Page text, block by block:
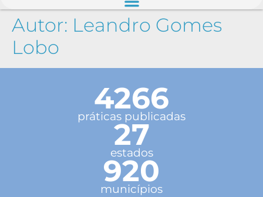
Autor: Leandro Gomes
Lobo
4266
práticas publicadas
27
estados
920
municípios